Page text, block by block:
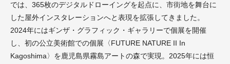
では、365枚のデジタルドローイングを起点に、市街地を舞台に
した屋外インスタレーションへと表現を拡張してきました。
2024年にはギンザ・グラフィック・ギャラリーで個展を開催
し、初の公立美術館での個展〈FUTURE NATURE II In
Kagoshima〉を鹿児島県霧島アートの森で実現。2025年には恒